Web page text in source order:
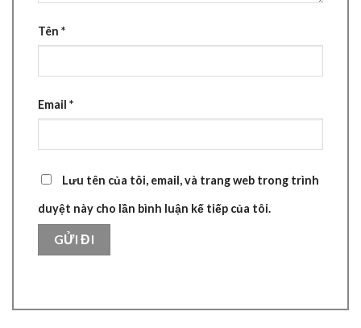
Tên *
Email *
Lưu tên của tôi, email, và trang web trong trình
duyệt này cho lần bình luận kế tiếp của tôi.